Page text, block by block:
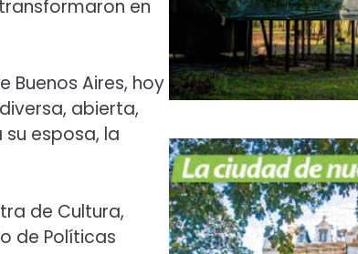
transformaron en
Buenos Aires, hoy
abierta,
esposa, la
de Cultura,
de Políticas